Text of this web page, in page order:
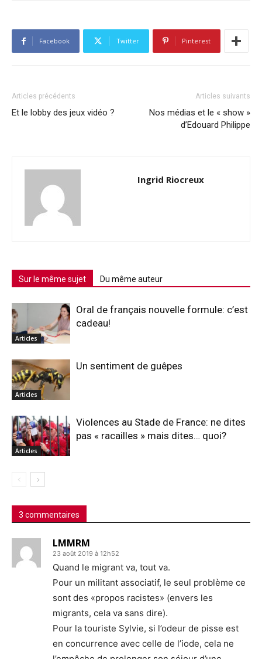
Facebook Twitter Pinterest
Articles précédents
Et le lobby des jeux vidéo ?
Articles suivants
Nos médias et le « show »
d’Edouard Philippe
Ingrid Riocreux
Sur le même sujet Du même auteur
Articles
Oral de français nouvelle formule: c’est
cadeau!
Articles
Un sentiment de guêpes
Articles
Violences au Stade de France: ne dites
pas « racailles » mais dites… quoi?
3 commentaires
LMMRM
23 août 2019 à 12h52
Quand le migrant va, tout va.
Pour un militant associatif, le seul problème ce
sont des «propos racistes» (envers les
migrants, cela va sans dire).
Pour la touriste Sylvie, si l’odeur de pisse est
en concurrence avec celle de l’iode, cela ne